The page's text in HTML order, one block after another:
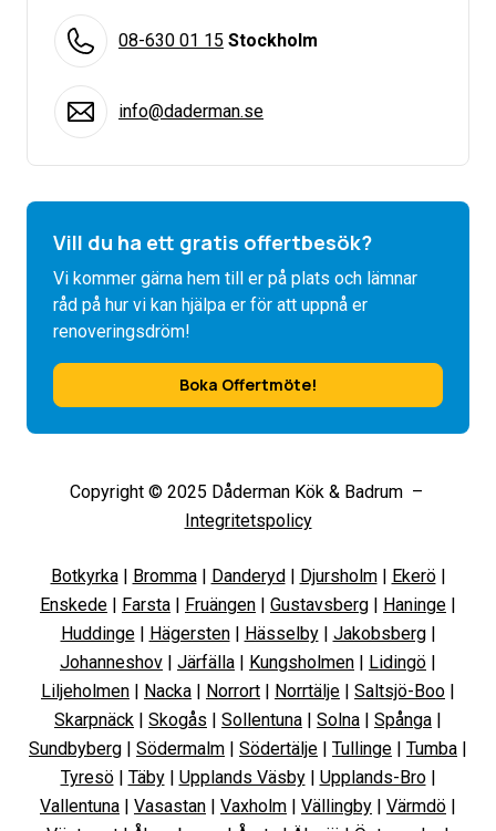
08-630 01 15 Stockholm
info@daderman.se
Vill du ha ett gratis offertbesök?
Vi kommer gärna hem till er på plats och lämnar
råd på hur vi kan hjälpa er för att uppnå er
renoveringsdröm!
Boka Offertmöte!
Copyright © 2025 Dåderman Kök & Badrum –
Integritetspolicy
Botkyrka| Bromma| Danderyd| Djursholm| Ekerö|
Enskede | Farsta | Fruängen | Gustavsberg | Haninge |
Huddinge| Hägersten| Hässelby| Jakobsberg|
Johanneshov | Järfälla | Kungsholmen | Lidingö |
Liljeholmen | Nacka | Norrort | Norrtälje | Saltsjö-Boo |
Skarpnäck | Skogås | Sollentuna | Solna | Spånga |
Sundbyberg | Södermalm | Södertälje | Tullinge | Tumba |
Tyresö| Täby| Upplands Väsby| Upplands-Bro|
Vallentuna | Vasastan | Vaxholm | Vällingby | Värmdö |